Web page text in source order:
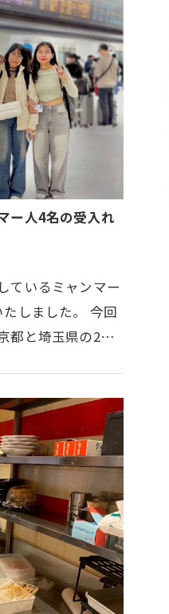
ー人4名の受入れ
ているミャンマー
しました。 今回
都と埼玉県の2拠
ちら
ちら